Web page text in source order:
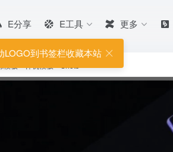
LOGO到书签栏收藏本站
E分享 E工具 更多
Create Amazing Mockups